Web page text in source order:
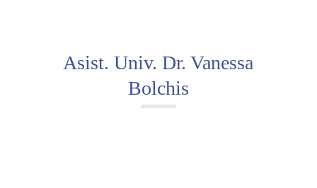
Asist. Univ. Dr. Vanessa
Bolchis